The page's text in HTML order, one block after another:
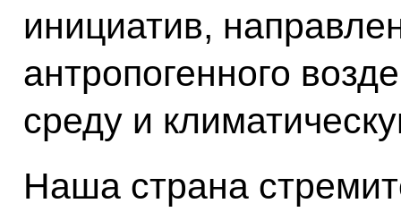
инициатив,
антропогенного
среду и
Наша страна